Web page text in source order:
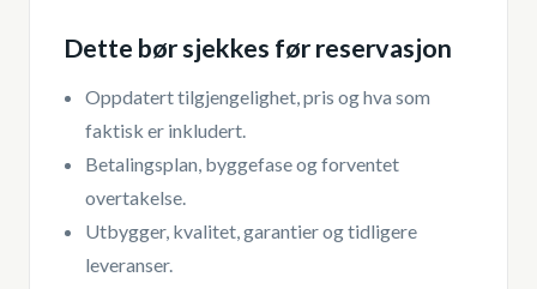
Dette bør sjekkes før reservasjon
Oppdatert tilgjengelighet, pris og hva som
faktisk er inkludert.
Betalingsplan, byggefase og forventet
overtakelse.
Utbygger, kvalitet, garantier og tidligere
leveranser.